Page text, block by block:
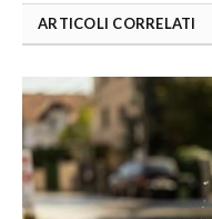
ARTICOLI CORRELATI